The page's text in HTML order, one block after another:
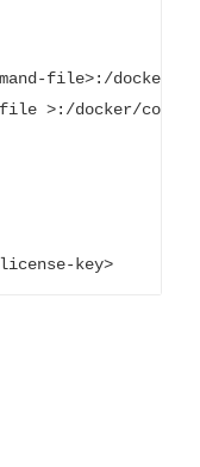
file>:/docker/
>:/docker/
key>